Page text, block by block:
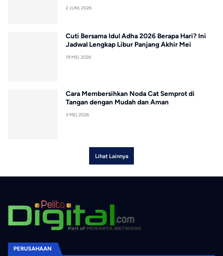
2 JUNI, 2026
Cuti Bersama Idul Adha 2026 Berapa Hari? Ini
Jadwal Lengkap Libur Panjang Akhir Mei
19 MEI, 2026
Cara Membersihkan Noda Cat Semprot di
Tangan dengan Mudah dan Aman
3 MEI, 2026
Lihat Lainnya
PERUSAHAAN